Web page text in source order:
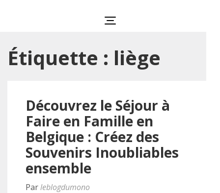
Étiquette : liège
Découvrez le Séjour à
Faire en Famille en
Belgique : Créez des
Souvenirs Inoubliables
ensemble
Parleblogdumono